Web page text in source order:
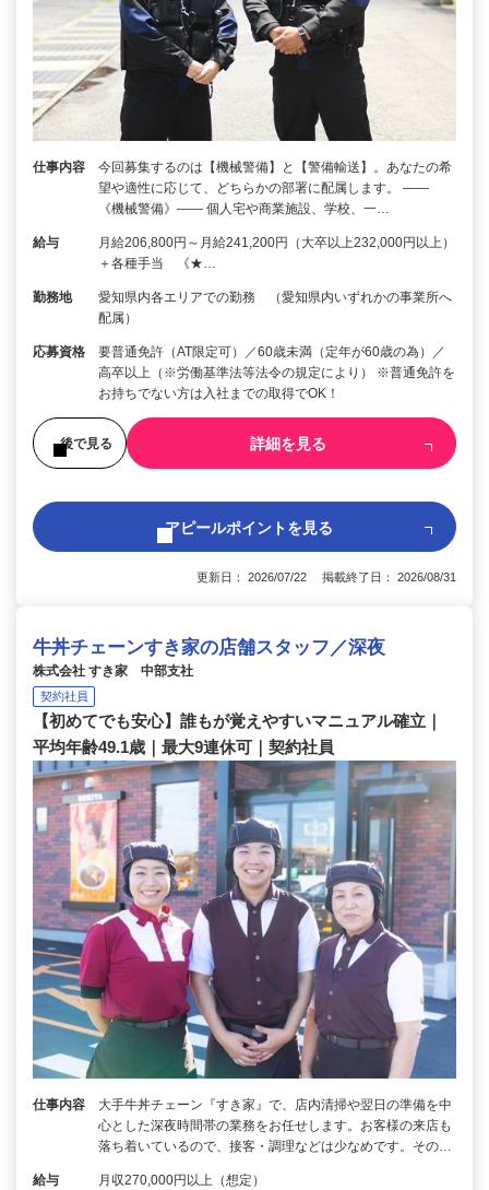
仕事内容
今回募集するのは【機械警備】と【警備輸送】。あなたの希
望や適性に応じて、どちらかの部署に配属します。 ――
《機械警備》―― 個人宅や商業施設、学校、一…
給与
月給206,800円～月給241,200円（大卒以上232,000円以上）
＋各種手当 《★…
勤務地
愛知県内各エリアでの勤務 （愛知県内いずれかの事業所へ
配属）
応募資格
要普通免許（AT限定可）／60歳未満（定年が60歳の為）／
高卒以上（※労働基準法等法令の規定により） ※普通免許を
お持ちでない方は入社までの取得でOK！
後で見る 詳細を見る
アピールポイントを見る
更新日： 2026/07/22 掲載終了日： 2026/08/31
牛丼チェーンすき家の店舗スタッフ／深夜
株式会社 すき家 中部支社
契約社員
【初めてでも安心】誰もが覚えやすいマニュアル確立｜
平均年齢49.1歳｜最大9連休可｜契約社員
仕事内容
大手牛丼チェーン『すき家』で、店内清掃や翌日の準備を中
心とした深夜時間帯の業務をお任せします。お客様の来店も
落ち着いているので、接客・調理などは少なめです。その…
給与 月収270,000円以上（想定）